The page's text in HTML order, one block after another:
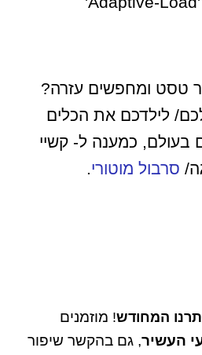
טסט ומחפשים עזרה?
לילדכם את הכלים
בעולם, כמענה ל- קשיי
סרבול מוטורי.
המחודש! מוזמנים
העשיר, גם בהקשר שיפור